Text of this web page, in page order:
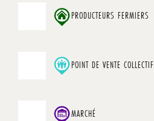
PRODUCTEURS FERMIERS
POINT DE VENTE COLLECTIF
MARCHÉ